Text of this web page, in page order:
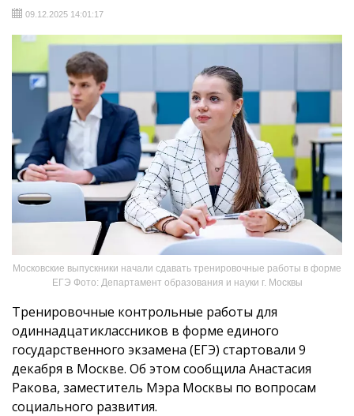
09.12.2025 14:01:17
Московские выпускники начали сдавать тренировочные работы в форме
ЕГЭ Фото: Департамент образования и науки г. Москвы
Тренировочные контрольные работы для
одиннадцатиклассников в форме единого
государственного экзамена (ЕГЭ) стартовали 9
декабря в Москве. Об этом сообщила Анастасия
Ракова, заместитель Мэра Москвы по вопросам
социального развития.